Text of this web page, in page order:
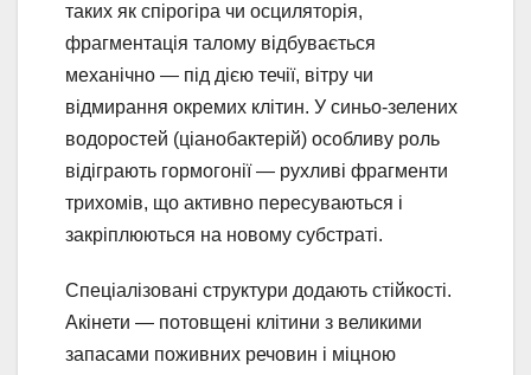
таких як спірогіра чи осциляторія,
фрагментація талому відбувається
механічно — під дією течії, вітру чи
відмирання окремих клітин. У синьо-зелених
водоростей (ціанобактерій) особливу роль
відіграють гормогонії — рухливі фрагменти
трихомів, що активно пересуваються і
закріплюються на новому субстраті.
Спеціалізовані структури додають стійкості.
Акінети — потовщені клітини з великими
запасами поживних речовин і міцною